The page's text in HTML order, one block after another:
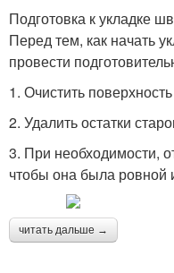
Подготовка к укладке
Перед тем, как начать
провести
1. Очистить
2. Удалить остатки
3. При необходимости,
чтобы она была ровной
читать дальше →